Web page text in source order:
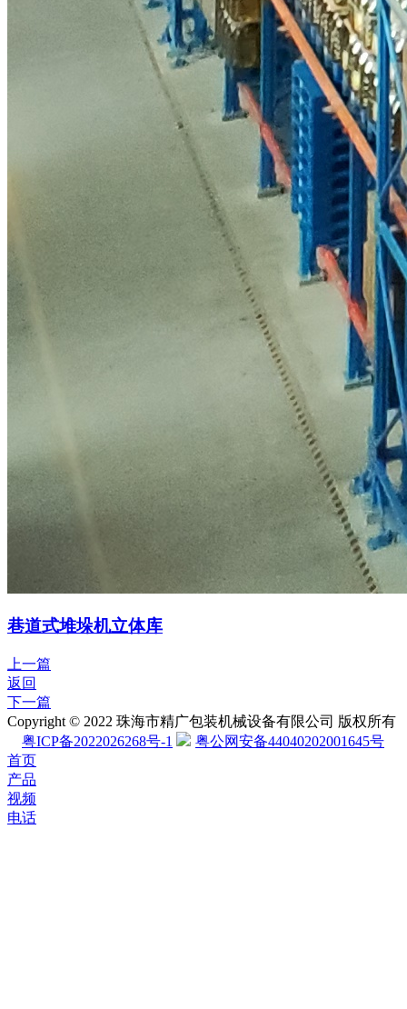
巷道式堆垛机立体库
上一篇
返回
下一篇
Copyright © 2022 珠海市精广包装机械设备有限公司 版权所有
粤ICP备2022026268号-1
粤公网安备44040202001645号
首页
产品
视频
电话